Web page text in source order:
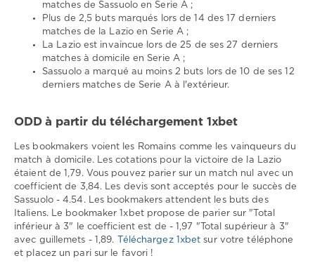
matches de Sassuolo en Serie A ;
Plus de 2,5 buts marqués lors de 14 des 17 derniers
matches de la Lazio en Serie A ;
La Lazio est invaincue lors de 25 de ses 27 derniers
matches à domicile en Serie A ;
Sassuolo a marqué au moins 2 buts lors de 10 de ses 12
derniers matches de Serie A à l'extérieur.
ODD à partir du téléchargement 1xbet
Les bookmakers voient les Romains comme les vainqueurs du
match à domicile. Les cotations pour la victoire de la Lazio
étaient de 1,79. Vous pouvez parier sur un match nul avec un
coefficient de 3,84. Les devis sont acceptés pour le succès de
Sassuolo - 4.54. Les bookmakers attendent les buts des
Italiens. Le bookmaker 1xbet propose de parier sur "Total
inférieur à 3" le coefficient est de - 1,97 "Total supérieur à 3"
avec guillemets - 1,89.
Téléchargez 1xbetsur votre téléphone
et placez un pari sur le favori !